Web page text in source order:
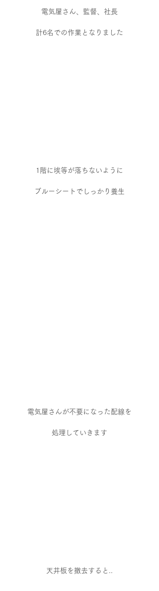
電気屋さん、監督、社長
計6名での作業となりました
1階に埃等が落ちないように
ブルーシートでしっかり養生
電気屋さんが不要になった配線を
処理していきます
天井板を撤去すると..